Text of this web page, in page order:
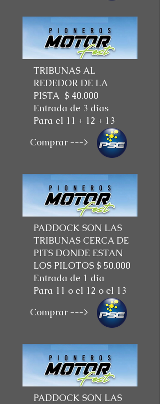
TRIBUNAS AL
REDEDOR DE LA
PISTA $ 40.000
Entrada de 3 días
Para el 11 + 12 + 13
Comprar --->
PADDOCK SON LAS
TRIBUNAS CERCA DE
PITS DONDE ESTAN
LOS PILOTOS $ 50.000
Entrada de 1 día
Para 11 o el 12 o el 13
Comprar --->
PADDOCK SON LAS